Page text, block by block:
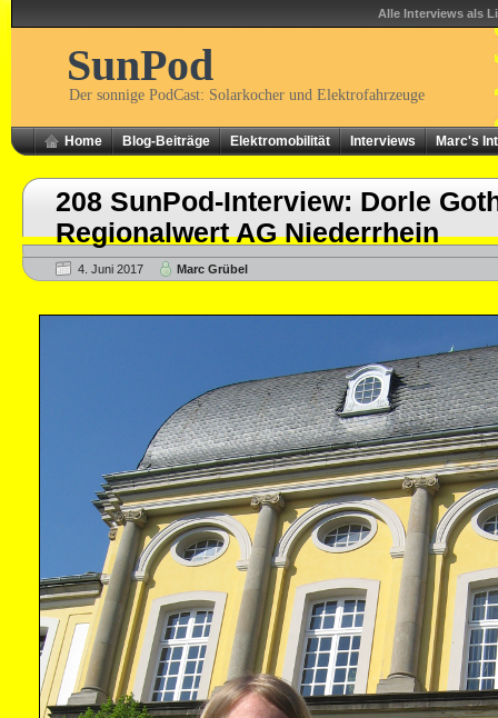
Alle Interviews als
SunPod
Der sonnige PodCast: Solarkocher und Elektrofahrzeuge
Home Blog-Beiträge Elektromobilität Interviews Marc's
208 SunPod-Interview: Dorle
Regionalwert AG Niederrhein
4. Juni 2017 Marc Grübel